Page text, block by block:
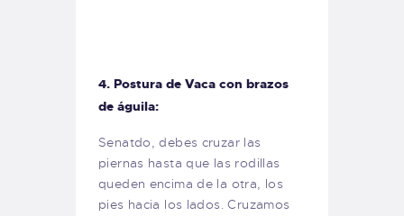
4. Postura de Vaca con brazos
de águila:
Senatdo, debes cruzar las
piernas hasta que las rodillas
queden encima de la otra, los
pies hacia los lados. Cruzamos